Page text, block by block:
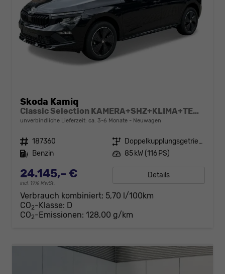
Skoda Kamiq
Classic Selection KAMERA+SHZ+KLIMA+TEMPOMAT+LED+16" LM
unverbindliche Lieferzeit: ca. 3-6 Monate Neuwagen
Fahrzeugnr. 187360 Getriebe
Doppelkupplungsgetriebe (DSG)
Kraftstoff Benzin Leistung 85 kW (116 PS)
24.145,– €
incl. 19% MwSt.
Details
Verbrauch kombiniert: 5,70 l/100km
CO2-Klasse: D
CO2-Emissionen: 128,00 g/km